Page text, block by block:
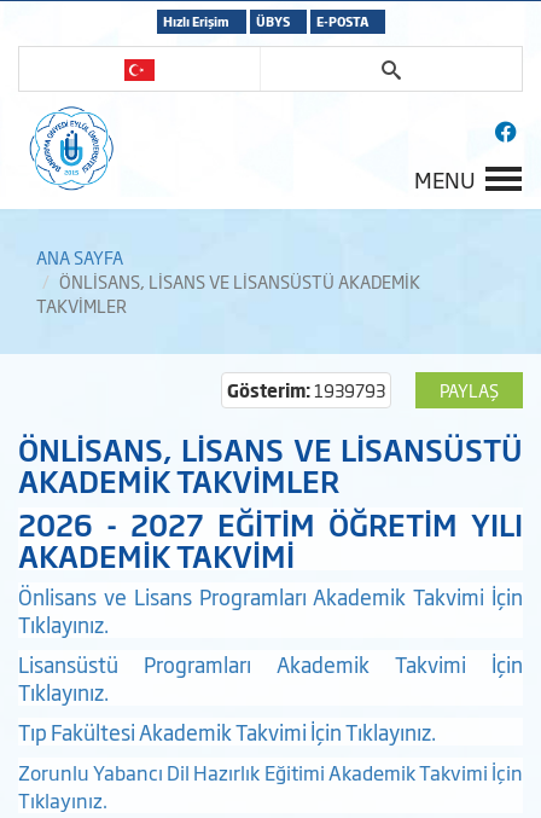
Hızlı Erişim ÜBYS E-POSTA
MENU
ANA SAYFA
ÖNLİSANS, LİSANS VE LİSANSÜSTÜ AKADEMİK
TAKVİMLER
PAYLAŞ
Gösterim:1939793
ÖNLİSANS, LİSANS VE LİSANSÜSTÜ
AKADEMİK TAKVİMLER
2026 - 2027 EĞİTİM ÖĞRETİM YILI
AKADEMİK TAKVİMİ
Önlisans ve Lisans Programları Akademik Takvimi İçin
Tıklayınız.
Lisansüstü Programları Akademik Takvimi İçin
Tıklayınız.
Tıp Fakültesi Akademik Takvimi İçin Tıklayınız.
Zorunlu Yabancı Dil Hazırlık Eğitimi Akademik Takvimi İçin
Tıklayınız.